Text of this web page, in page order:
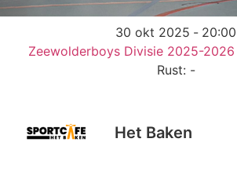
30 okt 2025 - 20:00
Zeewolderboys Divisie 2025-2026
Rust: -
Het Baken